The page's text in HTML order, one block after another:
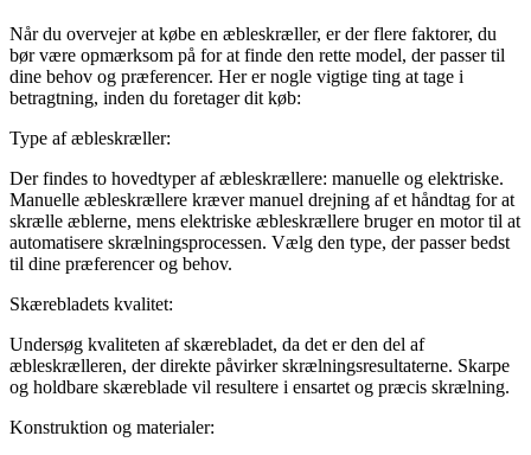
Når du overvejer at købe en æbleskræller, er der flere faktorer, du
bør være opmærksom på for at finde den rette model, der passer til
dine behov og præferencer. Her er nogle vigtige ting at tage i
betragtning, inden du foretager dit køb:
Type af æbleskræller:
Der findes to hovedtyper af æbleskrællere: manuelle og elektriske.
Manuelle æbleskrællere kræver manuel drejning af et håndtag for at
skrælle æblerne, mens elektriske æbleskrællere bruger en motor til at
automatisere skrælningsprocessen. Vælg den type, der passer bedst
til dine præferencer og behov.
Skærebladets kvalitet:
Undersøg kvaliteten af skærebladet, da det er den del af
æbleskrælleren, der direkte påvirker skrælningsresultaterne. Skarpe
og holdbare skæreblade vil resultere i ensartet og præcis skrælning.
Konstruktion og materialer: